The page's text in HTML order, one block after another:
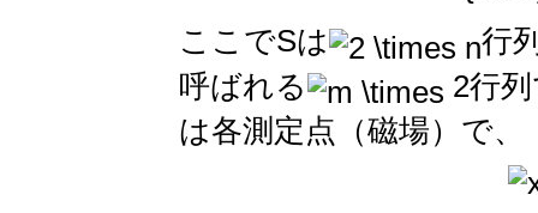
ここでSは
行
呼ばれる
2行
は各測定点（磁場）で、